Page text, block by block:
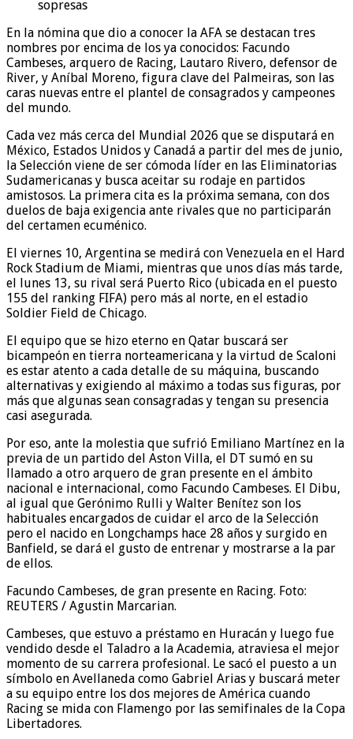
sopresas
En la nómina que dio a conocer la AFA se destacan tres
nombres por encima de los ya conocidos: Facundo
Cambeses, arquero de Racing, Lautaro Rivero, defensor de
River, y Aníbal Moreno, figura clave del Palmeiras, son las
caras nuevas entre el plantel de consagrados y campeones
del mundo.
Cada vez más cerca del Mundial 2026 que se disputará en
México, Estados Unidos y Canadá a partir del mes de junio,
la Selección viene de ser cómoda líder en las Eliminatorias
Sudamericanas y busca aceitar su rodaje en partidos
amistosos. La primera cita es la próxima semana, con dos
duelos de baja exigencia ante rivales que no participarán
del certamen ecuménico.
El viernes 10, Argentina se medirá con Venezuela en el Hard
Rock Stadium de Miami, mientras que unos días más tarde,
el lunes 13, su rival será Puerto Rico (ubicada en el puesto
155 del ranking FIFA) pero más al norte, en el estadio
Soldier Field de Chicago.
El equipo que se hizo eterno en Qatar buscará ser
bicampeón en tierra norteamericana y la virtud de Scaloni
es estar atento a cada detalle de su máquina, buscando
alternativas y exigiendo al máximo a todas sus figuras, por
más que algunas sean consagradas y tengan su presencia
casi asegurada.
Por eso, ante la molestia que sufrió Emiliano Martínez en la
previa de un partido del Aston Villa, el DT sumó en su
llamado a otro arquero de gran presente en el ámbito
nacional e internacional, como Facundo Cambeses. El Dibu,
al igual que Gerónimo Rulli y Walter Benítez son los
habituales encargados de cuidar el arco de la Selección
pero el nacido en Longchamps hace 28 años y surgido en
Banfield, se dará el gusto de entrenar y mostrarse a la par
de ellos.
Facundo Cambeses, de gran presente en Racing. Foto:
REUTERS / Agustin Marcarian.
Cambeses, que estuvo a préstamo en Huracán y luego fue
vendido desde el Taladro a la Academia, atraviesa el mejor
momento de su carrera profesional. Le sacó el puesto a un
símbolo en Avellaneda como Gabriel Arias y buscará meter
a su equipo entre los dos mejores de América cuando
Racing se mida con Flamengo por las semifinales de la Copa
Libertadores.